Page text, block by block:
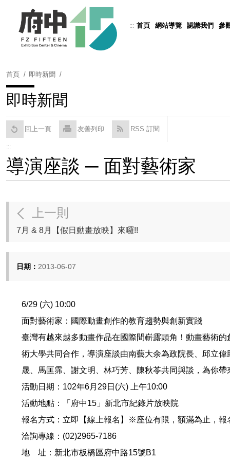
::: 首頁 網站導覽 認識我們 參
Powered by Translate
首頁 即時新聞
即時新聞
回上一頁 友善列印 RSS 訂閱
:::
導演座談 ─ 面對藝術家
上一則
7月 & 8月【假日動畫放映】來囉!!
日期： 2013-06-07
6/29 (六) 10:00
面對藝術家：國際動畫創作的教育趨勢與創新實踐
臺灣有越來越多動畫作品在國際間嶄露頭角！動畫藝術
術大學共同合作，導演座談由南藝大余為政院長、邱立
晟、馬匡霈、謝文明、林巧芳、陳秋苓共同與談，為你
活動日期：102年6月29日(六) 上午10:00
活動地點：「府中15」新北市紀錄片放映院
報名方式：立即【線上報名】※座位有限，額滿為止，報
洽詢專線：(02)2965-7186
地 址：新北市板橋區府中路15號B1